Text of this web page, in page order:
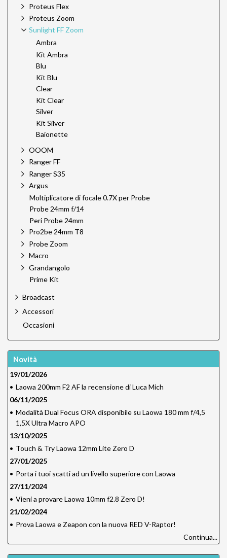
Proteus Flex
Proteus Zoom
Sunlight FF Zoom
Ambra
Kit Ambra
Blu
Kit Blu
Clear
Kit Clear
Silver
Kit Silver
Baionette
OOOM
Ranger FF
Ranger S35
Argus
Moltiplicatore di focale 0.7X per Probe
Probe 24mm f/14
Peri Probe 24mm
Pro2be 24mm T8
Probe Zoom
Macro
Grandangolo
Prime Kit
Broadcast
Accessori
Occasioni
Novità
19/01/2026
• Laowa 200mm F2 AF la recensione di Luca Mich
06/11/2025
• Modalità Dual Focus ORA disponibile su Laowa 180 mm f/4,5
1,5X Ultra Macro APO
13/10/2025
• Touch & Try Laowa 12mm Lite Zero D
27/01/2025
• Porta i tuoi scatti ad un livello superiore con Laowa
27/11/2024
• Vieni a provare Laowa 10mm f2.8 Zero D!
21/02/2024
• Prova Laowa e Zeapon con la nuova RED V-Raptor!
Continua...